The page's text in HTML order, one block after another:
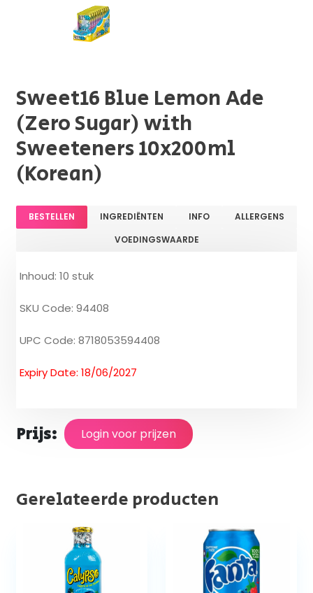
Sweet16 Blue Lemon Ade
(Zero Sugar) with
Sweeteners 10x200ml
(Korean)
BESTELLEN INGREDIËNTEN INFO
ALLERGENS
VOEDINGSWAARDE
Inhoud: 10 stuk
SKU Code: 94408
UPC Code: 8718053594408
Expiry Date: 18/06/2027
Prijs: Login voor prijzen
Gerelateerde producten